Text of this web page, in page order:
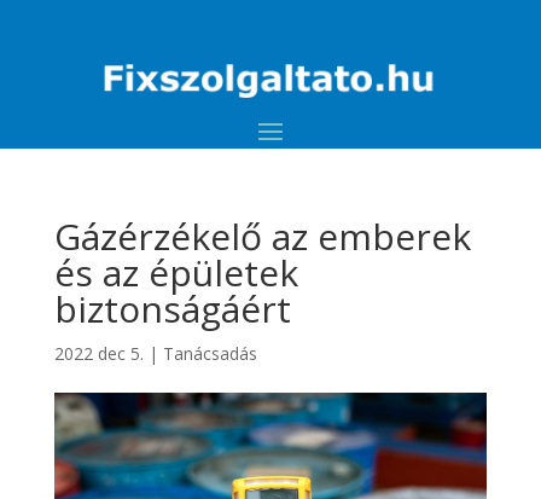
Gázérzékelő az emberek
és az épületek
biztonságáért
2022 dec 5. | Tanácsadás